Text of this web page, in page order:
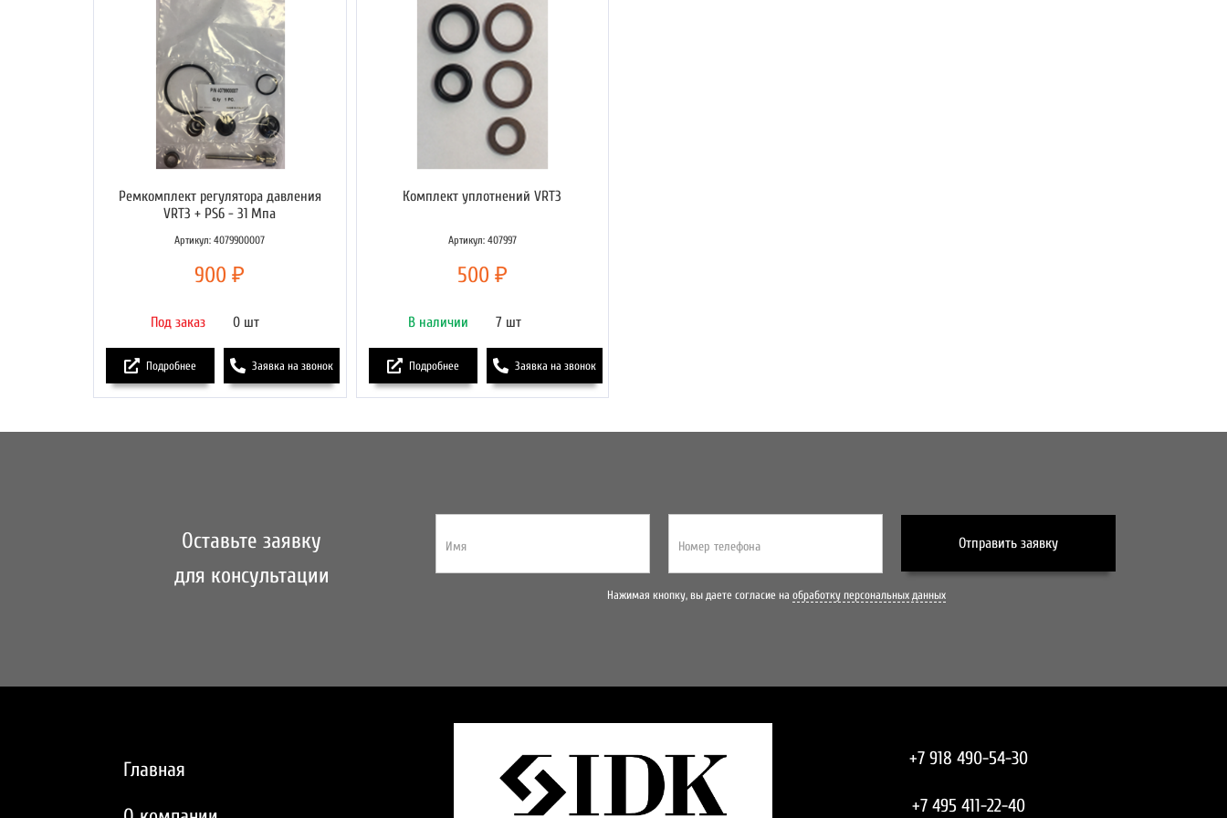
Ремкомплект регулятора давления
VRT3 + PS6 - 31 Mпа
Артикул: 4079900007
900 ₽
Под заказ 0 шт
Подробнее Заявка на звонок
Комплект уплотнений VRT3
Артикул: 407997
500 ₽
В наличии 7 шт
Подробнее Заявка на звонок
Оставьте заявку
для консультации
Имя Номер телефона Отправить заявку
Нажимая кнопку, вы даете согласие на обработку персональных данных
Главная
+7 918 490-54-30
+7 495 411-22-40